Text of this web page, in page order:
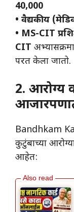
40,000
• वैद्यकीय
• MS-CIT
CIT
परत केला जातो.
2. आरोग्य
Bandhkam
कुटुंबाच्या
आहेत: